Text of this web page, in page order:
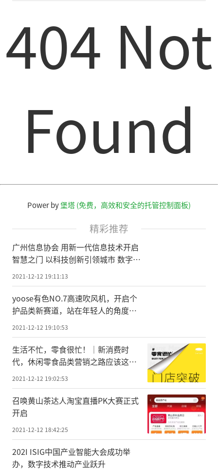
404 Not
Found
Power by堡塔 (免费，高效和安全的托管控制面板)
精彩推荐
广州信息协会 用新一代信息技术开启
智慧之门 以科技创新引领城市 数字化
安全保障发展
2021-12-12 19:11:13
yoose有色NO.7高速吹风机，开启个
护品类新赛道，站在年轻人的角度生
活
2021-12-12 19:10:53
生活不忙，零食很忙！│新消费时
代，休闲零食品类营销之路应该这样
走
2021-12-12 19:02:53
召唤黄山茶达人淘宝直播PK大赛正式
开启
2021-12-12 18:42:25
202I ISIG中国产业智能大会成功举
办，数字技术推动产业跃升